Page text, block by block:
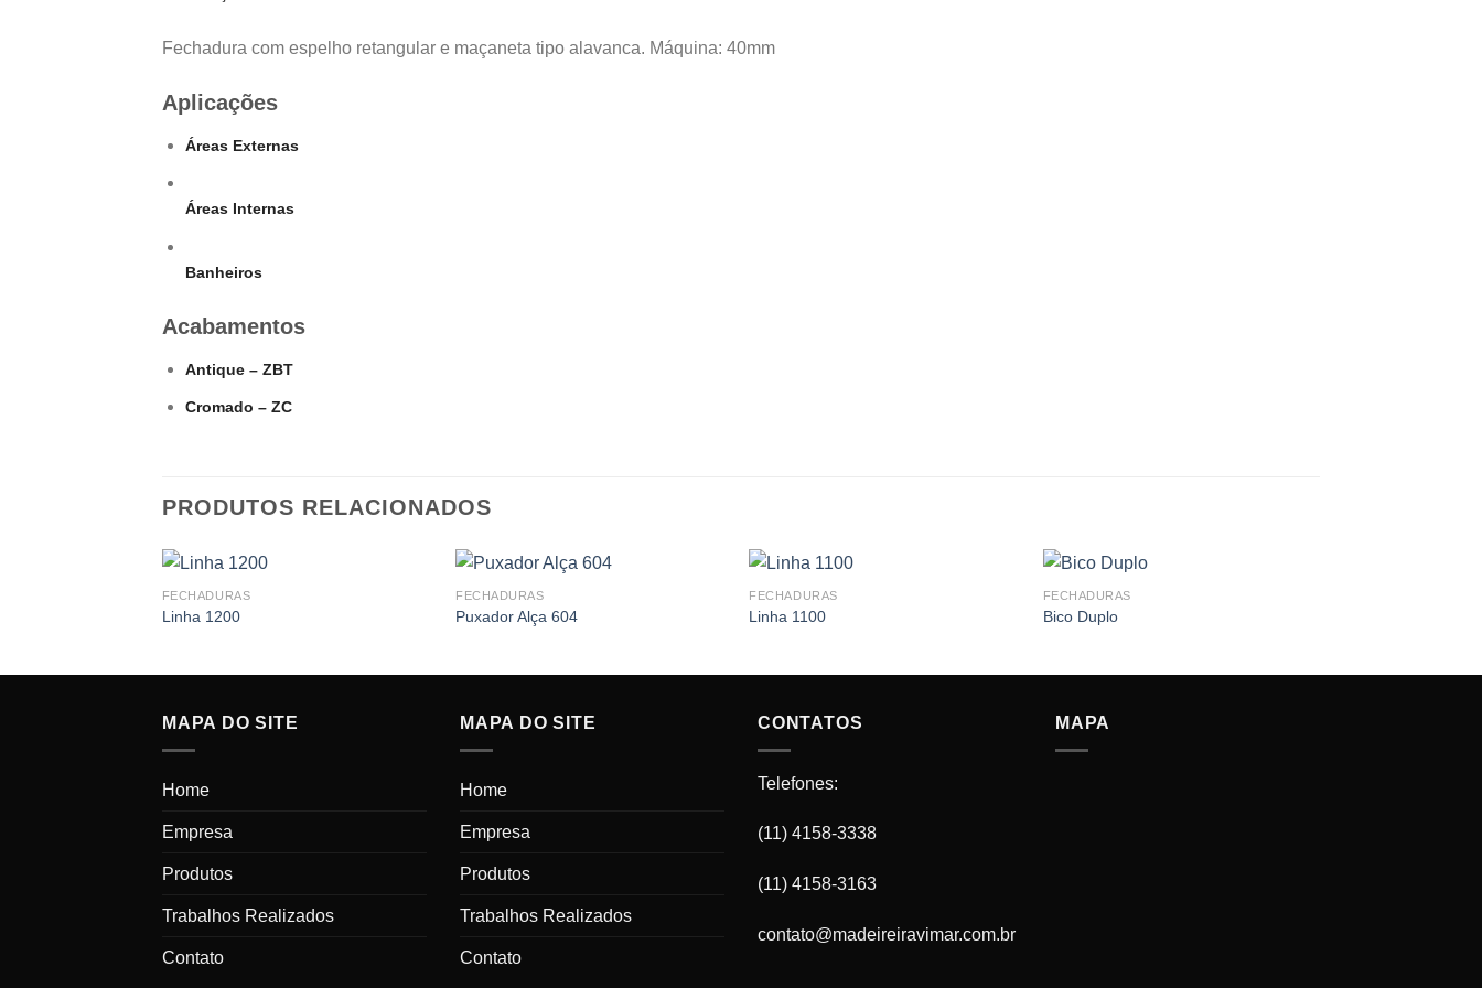
Fechadura com espelho retangular e maçaneta tipo alavanca. Máquina: 40mm
Aplicações
Áreas Externas
Áreas Internas
Banheiros
Acabamentos
Antique – ZBT
Cromado – ZC
PRODUTOS RELACIONADOS
FECHADURAS
Linha 1200
FECHADURAS
Puxador Alça 604
FECHADURAS
Linha 1100
FECHADURAS
Bico Duplo
MAPA DO SITE
Home
Empresa
Produtos
Trabalhos Realizados
Contato
MAPA DO SITE
Home
Empresa
Produtos
Trabalhos Realizados
Contato
CONTATOS
Telefones:
(11) 4158-3338
(11) 4158-3163
contato@madeireiravimar.com.br
MAPA